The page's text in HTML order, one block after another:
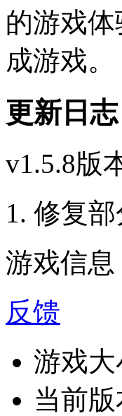
的游戏
成游戏。
更新日志
v1.5.8版
1. 修复
游戏信息
反馈
游戏大
当前版